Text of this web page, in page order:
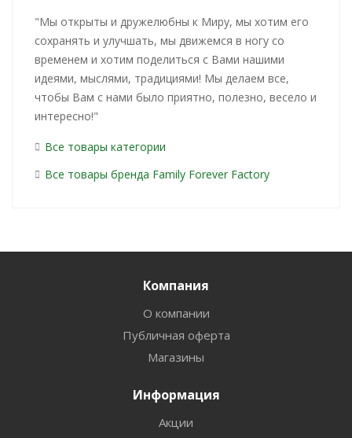
"Мы открыты и дружелюбны к Миру, мы хотим его
сохранять и улучшать, мы движемся в ногу со
временем и хотим поделиться с Вами нашими
идеями, мыслями, традициями! Мы делаем все,
чтобы Вам с нами было приятно, полезно, весело и
интересно!"
Все товары категории
Все товары бренда Family Forever Factory
Компания
О компании
Публичная оферта
Магазины
Информация
Акции